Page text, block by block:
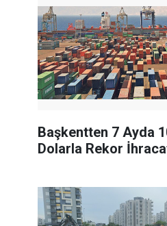
Başkentten 7 Ayda
Dolarla Rekor